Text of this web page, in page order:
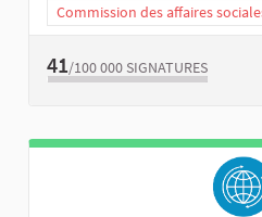
Commission des affaires
41/100 000 SIGNATURES